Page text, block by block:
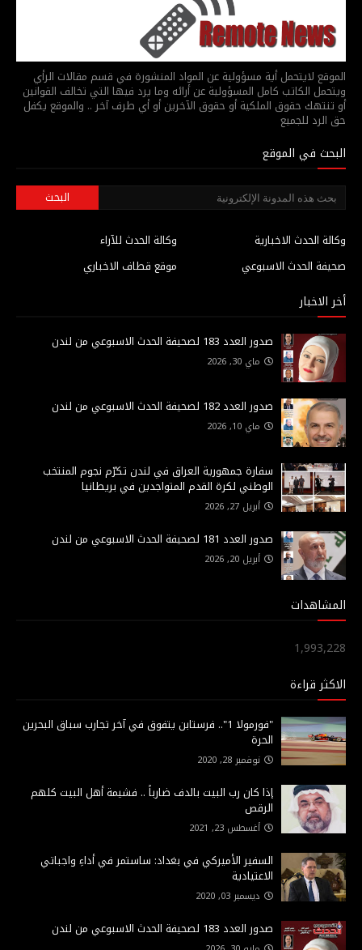
الموقع لايتحمل أية مسؤولية عن المواد المنشورة في قسم مقالات الرأي
ويتحمل الكاتب كامل المسؤولية عن أرائه وما يرد فيها التي تخالف القوانين
أو تنتهك حقوق الملكية أو حقوق الآخرين أو أي طرف آخر .. والموقع يكفل
حق الرد للجميع
البحث في الموقع
وكالة الحدث للآراء
وكالة الحدث الاخبارية
موقع قطاف الاخباري
صحيفة الحدث الاسبوعي
أخر الاخبار
صدور العدد 183 لصحيفة الحدث الاسبوعي من لندن
ماي 30, 2026
صدور العدد 182 لصحيفة الحدث الاسبوعي من لندن
ماي 10, 2026
سفارة جمهورية العراق في لندن تكرّم نجوم المنتخب
الوطني لكرة القدم المتواجدين في بريطانيا
أبريل 27, 2026
صدور العدد 181 لصحيفة الحدث الاسبوعي من لندن
أبريل 20, 2026
المشاهدات
1,993,228
الاكثر قراءة
"فورمولا 1".. فرستابن يتفوق في آخر تجارب سباق البحرين
الحرة
نوفمبر 28, 2020
إذا كان رب البيت بالدف ضارباً .. فشيمة أهل البيت كلهم
الرقص
أغسطس 23, 2021
السفير الأميركي في بغداد: ساستمر في أداءِ واجباتي
الاعتيادية
ديسمبر 03, 2020
صدور العدد 183 لصحيفة الحدث الاسبوعي من لندن